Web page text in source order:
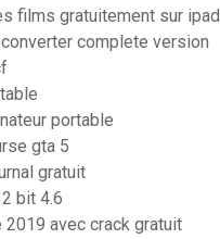
films gratuitement sur ipad
complete version
portable
gta 5
gratuit
bit 4.6
avec crack gratuit